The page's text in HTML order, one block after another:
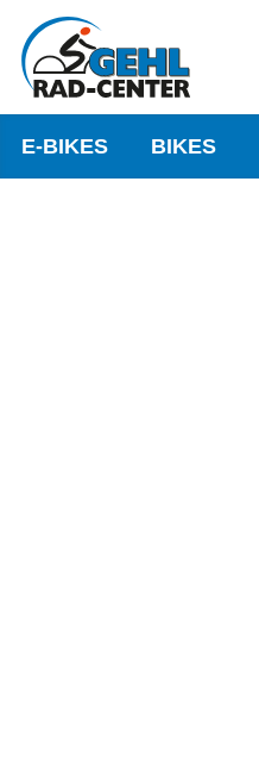
E-BIKES BIKES